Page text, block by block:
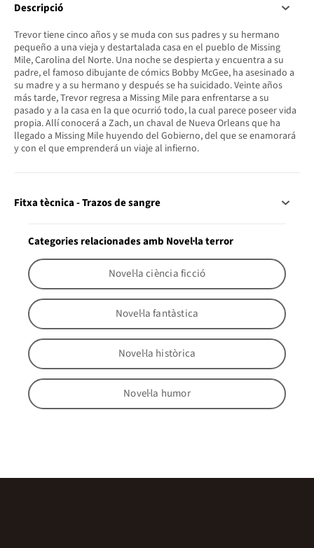
Descripció
Trevor tiene cinco años y se muda con sus padres y su hermano
pequeño a una vieja y destartalada casa en el pueblo de Missing
Mile, Carolina del Norte. Una noche se despierta y encuentra a su
padre, el famoso dibujante de cómics Bobby McGee, ha asesinado a
su madre y a su hermano y después se ha suicidado. Veinte años
más tarde, Trevor regresa a Missing Mile para enfrentarse a su
pasado y a la casa en la que ocurrió todo, la cual parece poseer vida
propia. Allí conocerá a Zach, un chaval de Nueva Orleans que ha
llegado a Missing Mile huyendo del Gobierno, del que se enamorará
y con el que emprenderá un viaje al infierno.
Fitxa tècnica - Trazos de sangre
Categories relacionades amb Novel·la terror
Novel·la ciència ficció
Novel·la fantàstica
Novel·la històrica
Novel·la humor